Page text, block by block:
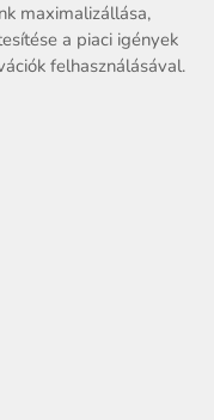
maximalizállása,
a piaci igények
felhasználásával.